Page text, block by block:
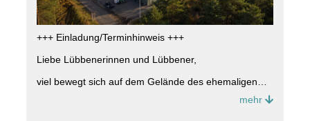
+++ Einladung/Terminhinweis +++
Liebe Lübbenerinnen und Lübbener,
viel bewegt sich auf dem Gelände des ehemaligen
der Mittelstand von der Ansiedlung profitieren? Und
mehr